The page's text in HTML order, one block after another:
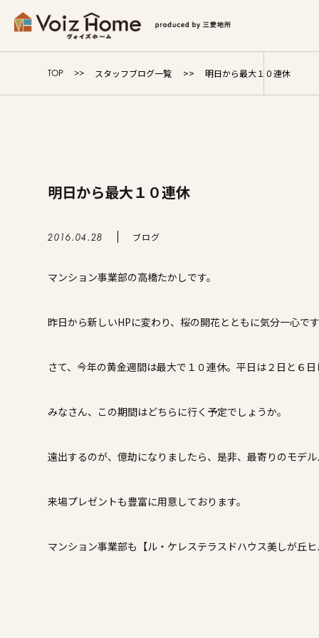
コーポレートサイト リフォームサイト マンション
販売物件
イベント情報
展示場・モデルハウス
施工事例
家づくりコラム
TOP スタッフブログ一覧 明日から最大１０連休
明日から最大１０連休
2016.04.28 ブログ
マンション事業部の高橋たかしです。
昨日から新しいHPに変わり、桜の開花とともに気分一心で
さて、今年の黄金週間は最大で１０連休。平日は２日と６
みなさん、この期間はどちらに行く予定でしょうか。
遠出するのが、億劫になりましたら、是非、最寄りのモデ
来場プレゼントも豊富に用意しております。
マンション事業部も【ル・ケレステラスドハウス美しが丘